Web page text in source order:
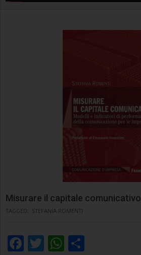
Misurare il capitale comunicativo
TAGGED: STEFANIA ROMENTI
Facebook
TwitterWhatsApp